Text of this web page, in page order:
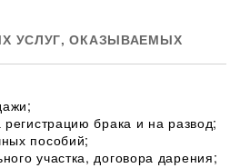
УСЛУГ, ОКАЗЫВАЕМЫХ
брака и на развод;
пособий;
участка, договора дарения;